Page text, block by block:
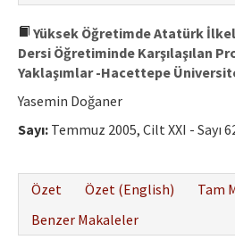
Yüksek Öğretimde Atatürk
Dersi Öğretiminde Karşılaşılan
Yaklaşımlar -Hacettepe
Yasemin Doğaner
Sayı: Temmuz 2005, Cilt XXI - Sayı
Özet
Özet (English) Tam
Benzer Makaleler